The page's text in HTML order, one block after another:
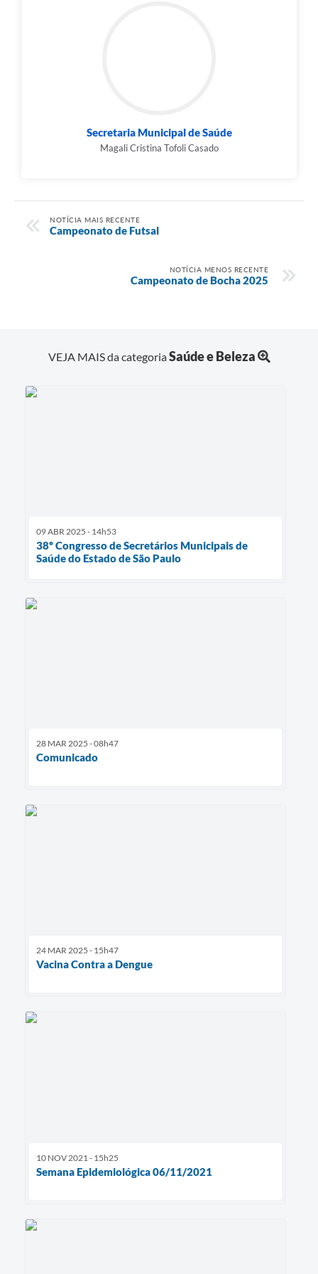
Secretaria Municipal de Saúde
Magali Cristina Tofoli Casado
NOTÍCIA MAIS RECENTE
Campeonato de Futsal
NOTÍCIA MENOS RECENTE
Campeonato de Bocha 2025
VEJA MAIS da categoriaSaúde e Beleza
09 ABR 2025 - 14h53
38º Congresso de Secretários Municipais de
Saúde do Estado de São Paulo
28 MAR 2025 - 08h47
Comunicado
24 MAR 2025 - 15h47
Vacina Contra a Dengue
10 NOV 2021 - 15h25
Semana Epidemiológica 06/11/2021